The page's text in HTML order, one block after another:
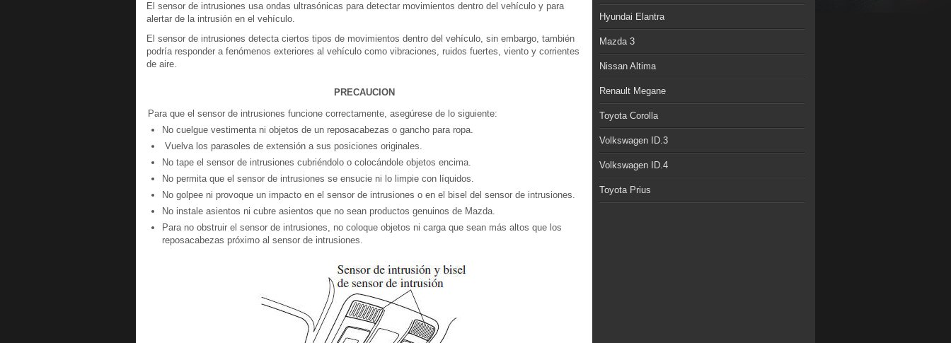
El sensor de intrusiones usa ondas ultrasónicas para detectar movimientos dentro del vehículo y para
alertar de la intrusión en el vehículo.
El sensor de intrusiones detecta ciertos tipos de movimientos dentro del vehículo, sin embargo, también
podría responder a fenómenos exteriores al vehículo como vibraciones, ruidos fuertes, viento y corrientes
de aire.
PRECAUCION
Para que el sensor de intrusiones funcione correctamente, asegúrese de lo siguiente:
No cuelgue vestimenta ni objetos de un reposacabezas o gancho para ropa.
Vuelva los parasoles de extensión a sus posiciones originales.
No tape el sensor de intrusiones cubriéndolo o colocándole objetos encima.
No permita que el sensor de intrusiones se ensucie ni lo limpie con líquidos.
No golpee ni provoque un impacto en el sensor de intrusiones o en el bisel del sensor de intrusiones.
No instale asientos ni cubre asientos que no sean productos genuinos de Mazda.
Para no obstruir el sensor de intrusiones, no coloque objetos ni carga que sean más altos que los
reposacabezas próximo al sensor de intrusiones.
Hyundai Elantra
Mazda 3
Nissan Altima
Renault Megane
Toyota Corolla
Volkswagen ID.3
Volkswagen ID.4
Toyota Prius